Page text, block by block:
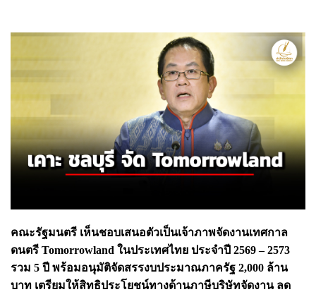
คณะรัฐมนตรี เห็นชอบเสนอตัวเป็นเจ้าภาพจัดงานเทศกาล
ดนตรี Tomorrowland ในประเทศไทย ประจำปี 2569 – 2573
รวม 5 ปี พร้อมอนุมัติจัดสรรงบประมาณภาครัฐ 2,000 ล้าน
บาท เตรียมให้สิทธิประโยชน์ทางด้านภาษีบริษัทจัดงาน ลด